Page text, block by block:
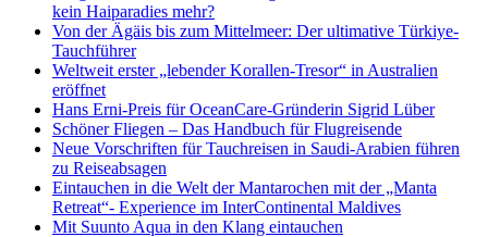
kein Haiparadies mehr?
Von der Ägäis bis zum Mittelmeer: Der ultimative Türkiye-
Tauchführer
Weltweit erster „lebender Korallen-Tresor“ in Australien
eröffnet
Hans Erni-Preis für OceanCare-Gründerin Sigrid Lüber
Schöner Fliegen – Das Handbuch für Flugreisende
Neue Vorschriften für Tauchreisen in Saudi-Arabien führen
zu Reiseabsagen
Eintauchen in die Welt der Mantarochen mit der „Manta
Retreat“- Experience im InterContinental Maldives
Mit Suunto Aqua in den Klang eintauchen